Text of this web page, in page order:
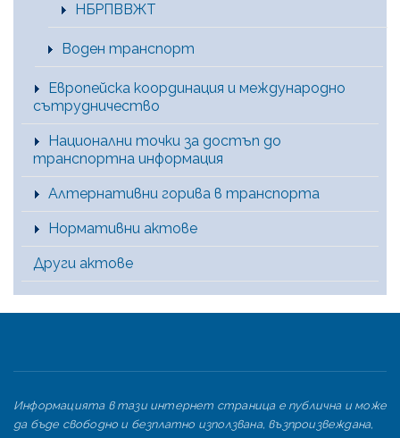
НБРПВВЖТ
Воден транспорт
Европейска координация и международно
сътрудничество
Национални точки за достъп до
транспортна информация
Алтернативни горива в транспорта
Нормативни актове
Други актове
Информацията в тази интернет страница е публична и може
да бъде свободно и безплатно използвана, възпроизвеждана,